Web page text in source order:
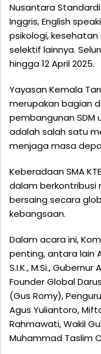
Nusantara
Inggris, English
psikologi,
selektif lainnya.
hingga 12 April 2025.
Yayasan Kemala
merupakan bagian
pembangunan SDM
adalah salah satu
menjaga masa
Keberadaan SMA
dalam berkontribusi
bersaing secara
kebangsaan.
Dalam acara ini,
penting, antara lain
S.I.K., M.Si., Gubernur
Founder Global
(Gus Romy),
Agus Yuliantoro,
Rahmawati, Wakil
Muhammad Taslim